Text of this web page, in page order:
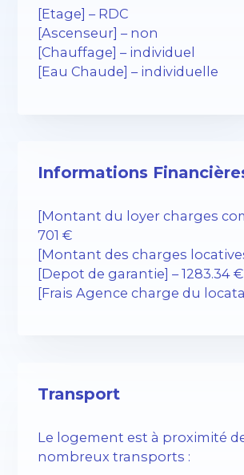
[Etage] – RDC
[Ascenseur] – non
[Chauffage] – individuel
[Eau Chaude] – individuelle
Informations
[Montant du loyer charges
701 €
[Montant des charges
[Depot de garantie] – 1283.34 €
[Frais Agence charge du
Transport
Le logement est à proximité
nombreux transports :